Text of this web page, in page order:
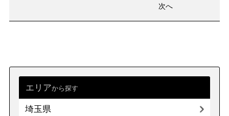
エリアから探す
埼玉県
次へ